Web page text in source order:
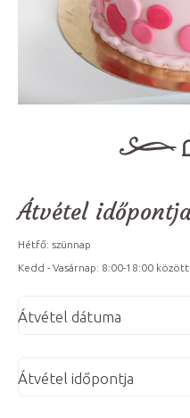
Átvétel
Hétfő: szünnap
Kedd - Vasárnap: 8:00-18:00 között
Átvétel dátuma
Átvétel időpontja